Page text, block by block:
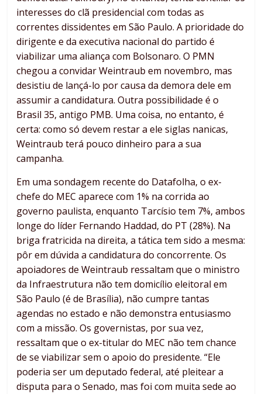
interesses do clã presidencial com todas as
correntes dissidentes em São Paulo. A prioridade do
dirigente e da executiva nacional do partido é
viabilizar uma aliança com Bolsonaro. O PMN
chegou a convidar Weintraub em novembro, mas
desistiu de lançá-lo por causa da demora dele em
assumir a candidatura. Outra possibilidade é o
Brasil 35, antigo PMB. Uma coisa, no entanto, é
certa: como só devem restar a ele siglas nanicas,
Weintraub terá pouco dinheiro para a sua
campanha.
Em uma sondagem recente do Datafolha, o ex-
chefe do MEC aparece com 1% na corrida ao
governo paulista, enquanto Tarcísio tem 7%, ambos
longe do líder Fernando Haddad, do PT (28%). Na
briga fratricida na direita, a tática tem sido a mesma:
pôr em dúvida a candidatura do concorrente. Os
apoiadores de Weintraub ressaltam que o ministro
da Infraestrutura não tem domicílio eleitoral em
São Paulo (é de Brasília), não cumpre tantas
agendas no estado e não demonstra entusiasmo
com a missão. Os governistas, por sua vez,
ressaltam que o ex-titular do MEC não tem chance
de se viabilizar sem o apoio do presidente. “Ele
poderia ser um deputado federal, até pleitear a
disputa para o Senado, mas foi com muita sede ao